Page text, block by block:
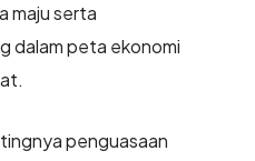
maju serta
dalam peta ekonomi
penguasaan